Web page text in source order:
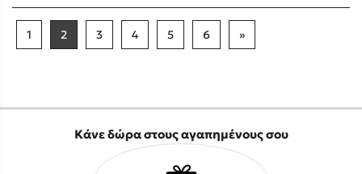
1 2 3 4 5 6 »
Κάνε δώρα στους αγαπημένους σου